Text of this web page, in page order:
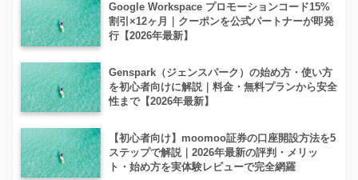
Google Workspace プロモーションコード15%
割引×12ヶ月｜クーポンを公式パートナーが即発
行【2026年最新】
Genspark（ジェンスパーク）の始め方・使い方
を初心者向けに解説｜料金・無料プランから安全
性まで【2026年最新】
【初心者向け】moomoo証券の口座開設方法を5
ステップで解説｜2026年最新の評判・メリッ
ト・始め方を実体験レビューで完全網羅